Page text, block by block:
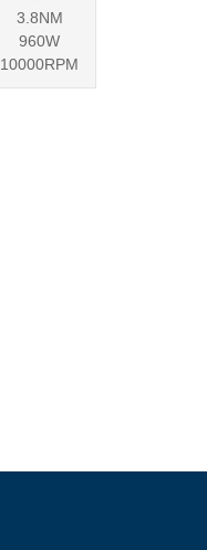
3.8NM
960W
10000RPM